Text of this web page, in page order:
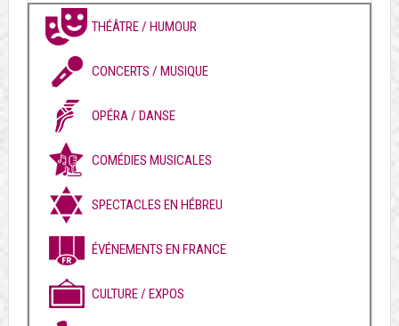
THÉÂTRE / HUMOUR
CONCERTS / MUSIQUE
OPÉRA / DANSE
COMÉDIES MUSICALES
SPECTACLES EN HÉBREU
ÉVÉNEMENTS EN FRANCE
CULTURE / EXPOS